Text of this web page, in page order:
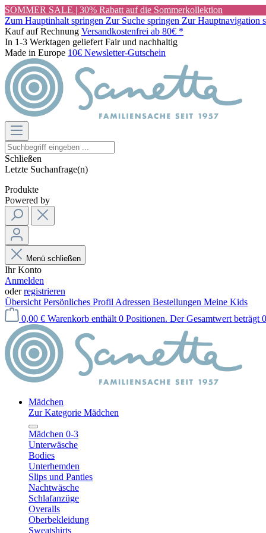
SOMMER SALE | 30% Rabatt auf die Sommerkollektion
Zum Hauptinhalt springen Zur Suche springen Zur Hauptnavigation
Kauf auf Rechnung Versandkostenfrei ab 80€ *
In 1-3 Werktagen geliefert Fair und nachhaltig
Made in Europe 10€ Newsletter-Gutschein
Schließen
Letzte Suchanfrage(n)
Produkte
Powered by
Menü schließen
Ihr Konto
Anmelden
oderregistrieren
Übersicht Persönliches Profil Adressen Bestellungen Meine Kids
0,00 € Warenkorb enthält 0 Positionen. Der Gesamtwert beträgt
Mädchen
Zur Kategorie Mädchen
Mädchen 0-3
Unterwäsche
Bodies
Unterhemden
Slips und Panties
Nachtwäsche
Schlafanzüge
Overalls
Oberbekleidung
Sweatshirts